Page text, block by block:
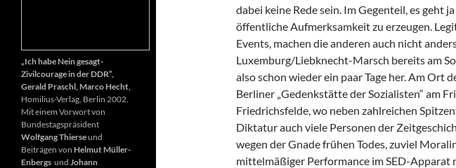
dabei keine Rede sein. Im Gegenteil, es geht
öffentliche Aufmerksamkeit zu erzeugen.
Events, machen die anderen auch nicht
Luxemburg/Liebknecht-Marsch bereits am
also schon wieder ein paar Tage her. Am Ort
Berliner „Gedenkstätte der Sozialisten“ am
Friedrichsfelde, wo neben zahlreichen
Diktatur auch viele Personen der
wegen der Gnade frühen Todes, zuviel
mittelmäßiger Performance im SED-Apparat
„Ich habe Nein gesagt-
Zivilcourage in der DDR“,
Gerald Praschl, Marco Hecht,
Homilius-Verlag, Berlin 2002.
Mit einem Vorwort von
Bundestagspräsident
Wolfgang Thierseund
Beiträgen von Helmut Müller-
Enbergs und Johann